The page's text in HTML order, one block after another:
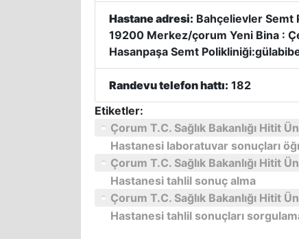
Hastane adresi: Bahçelievler Semt
19200 Merkez/çorum Yeni Bina :
Hasanpaşa Semt
Randevu telefon hattı: 182
Etiketler:
Çorum T.C. Sağlık Bakanlığı Hitit
Hastanesi laboratuvar sonuçları
Çorum T.C. Sağlık Bakanlığı Hitit
Hastanesi tahlil sonuç alma
Çorum T.C. Sağlık Bakanlığı Hitit
Hastanesi tahlil sonuçları